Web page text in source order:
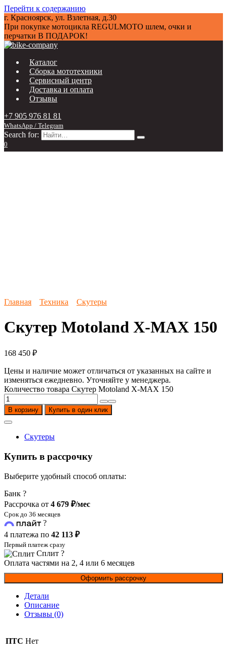
Перейти к содержанию
г. Красноярск, ул. Взлетная, д.30
При покупке мотоцикла REGULMOTO шлем, очки и
перчатки В ПОДАРОК!
Каталог
Сборка мототехники
Сервисный центр
Доставка и оплата
Отзывы
+7 905 976 81 81
WhatsApp / Telegram
Search for:
0
Главная Техника Скутеры
Скутер Motoland X-MAX 150
168 450 ₽
Цены и наличие может отличаться от указанных на сайте и
изменяться ежедневно. Уточняйте у менеджера.
Количество товара Скутер Motoland X-MAX 150
В корзину Купить в один клик
Скутеры
Купить в рассрочку
Выберите удобный способ оплаты:
Банк ?
Рассрочка от 4 679 ₽/мес
Срок до 36 месяцев
?
4 платежа по 42 113 ₽
Первый платеж сразу
Сплит ?
Оплата частями на 2, 4 или 6 месяцев
Оформить рассрочку
Детали
Описание
Отзывы (0)
ПТС Нет